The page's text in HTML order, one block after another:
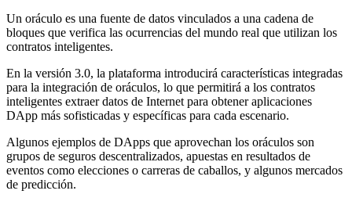
Un oráculo es una fuente de datos vinculados a una cadena de
bloques que verifica las ocurrencias del mundo real que utilizan los
contratos inteligentes.
En la versión 3.0, la plataforma introducirá características integradas
para la integración de oráculos, lo que permitirá a los contratos
inteligentes extraer datos de Internet para obtener aplicaciones
DApp más sofisticadas y específicas para cada escenario.
Algunos ejemplos de DApps que aprovechan los oráculos son
grupos de seguros descentralizados, apuestas en resultados de
eventos como elecciones o carreras de caballos, y algunos mercados
de predicción.